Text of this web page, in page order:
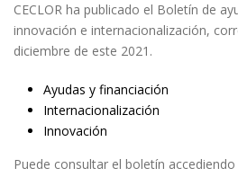
CECLOR ha publicado el Boletín de
innovación e internacionalización,
diciembre de este 2021.
Ayudas y financiación
Internacionalización
Innovación
Puede consultar el boletín